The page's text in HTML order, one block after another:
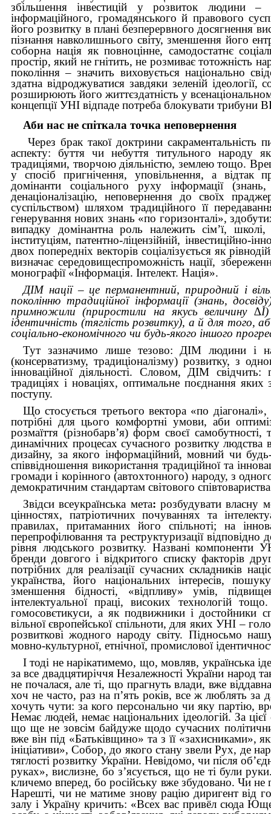
збільшення інвестицій у розвиток людини –
інформаційного, громадянського й правового
його розвитку в плані безперервного досягнення
пізнання навколишнього світу, зменшення його
соборна нація як повноцінне, самодостатнє
простір, який не гнітить, не розмиває тотожність
покоління – значить виховується національно
здатна відроджуватися завдяки зеленій
розширюють його життєздатність у
концепції УНІ відпаде потреба блокувати трибуни
Аби нас не спіткала точка неповернення
Через брак такої доктрини
аспекту: буття чи небуття титульного народу
традиціями, творчою діяльністю, землею тощо.
у спосіб пригнічення, уповільнення, а відтак
домінанти соціального руху інформації
денаціоналізацію, неповернення до своїх
суспільством) шляхом традиційного її
генерування нових знань «по горизонталі»,
випадку домінантна роль належить сім’ї,
інституціям, патентно-ліцензійній, інвестиційно-
двох попередніх векторів соціалізується як
визначає середовищеспроможність нації,
монографії «Інформація. Інтелект. Нація».
ДІМ нації – це перманентний, природний і
поколінню традиційної інформації (знань,
примножили (приростили на якусь величину
ідентичність (тяглість розвитку), а й для того,
соціально-економічного чи будь-якого іншого
Тут зазначимо лише тезово: ДІМ людини і
(консерватизму, традиціоналізму) розвитку, з
інноваційної діяльності. Словом, ДІМ
традиціях і новаціях, оптимальне поєднання яких
поступу.
Що стосується третього вектора «по
потрібні для цього комфортні умови, аби
розмаїття (різнобарв’я) форм своєї
динамічних процесах сучасного розвитку людства
дизайну, за якого інформаційний, мовний чи
співвідношення використання традиційної та
громади і корінного (автохтонного) народу, з
демократичним стандартам світового
Звідси всеукраїнська мета: розбудувати власну
цінностях, патріотичних почуваннях та
правилах, притаманних його спільноті; на
перепрофілювання та реструктуризації
рівня людського розвитку. Названі компоненти
бренди довгого і відкритого списку факторів
потрібних для реалізації сучасних складників
українства, його національних інтересів,
зменшення бідності, «відпливу» умів,
інтелектуальної праці, високих технологій
гомосовєтикуси, а як подвижники і достойники
вільної європейської спільноти, для яких УНІ –
розвиткові жодного народу світу. Підносьмо
мовно-культурної, етнічної, промислової
І тоді не нарікатимемо, що, мовляв, українська
за все двадцятиріччя Незалежності України
не почалася, але ті, що прагнуть влади, вже
хоч не часто, раз на п’ять років, все ж люблять
хочуть чути: за кого персонально чи яку партію,
Немає людей, немає національних ідеологій. За
що ще не зовсім байдуже щодо сучасних
вже він під «Батьківщино» та з її «захисниками»,
ініціативи», Собор, до якого стану звели Рух, де
тяглості розвитку України. Невідомо, чи після
руках», вислизне, бо з’ясується, що не ті були
кличемо вперед, бо російську вже збудовано. Чи не
Нарешті, чи не матиме знову рацію диригент від
залу і Україну кричить: «Всех вас привёл сюда